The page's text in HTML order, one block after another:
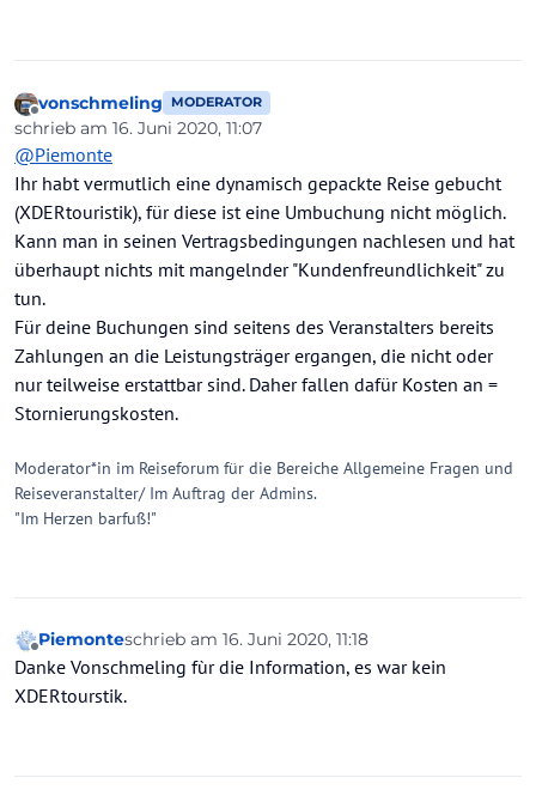
Offline
vonschmeling MODERATOR
schrieb am 16. Juni 2020, 11:07
zuletzt editiert von vonschmeling
@Piemonte
Ihr habt vermutlich eine dynamisch gepackte Reise gebucht
(XDERtouristik), für diese ist eine Umbuchung nicht möglich.
Kann man in seinen Vertragsbedingungen nachlesen und hat
überhaupt nichts mit mangelnder "Kundenfreundlichkeit" zu
tun.
Für deine Buchungen sind seitens des Veranstalters bereits
Zahlungen an die Leistungsträger ergangen, die nicht oder
nur teilweise erstattbar sind. Daher fallen dafür Kosten an =
Stornierungskosten.
Moderator*in im Reiseforum für die Bereiche Allgemeine Fragen und
Reiseveranstalter/ Im Auftrag der Admins.
"Im Herzen barfuß!"
Offline
Piemonteschrieb am 16. Juni 2020, 11:18
zuletzt editiert von
Danke Vonschmeling fùr die Information, es war kein
XDERtourstik.